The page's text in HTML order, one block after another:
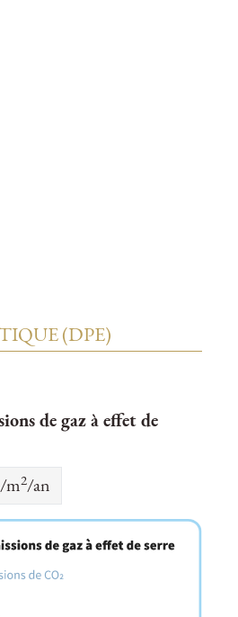
(DPE)
de gaz à effet de
/m2/an